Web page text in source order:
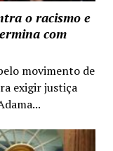
o racismo e
com
movimento de
exigir justiça